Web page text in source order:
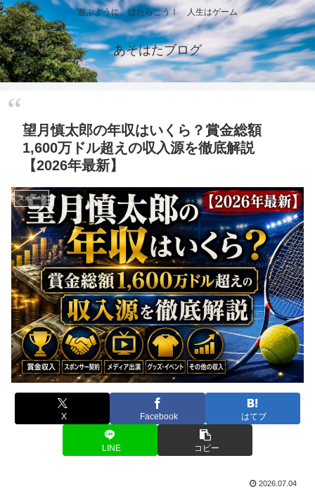
遊ぶように、はたらこう！ 人生はゲーム
あそはたブログ
望月慎太郎の年収はいくら？賞金総額
1,600万ドル超えの収入源を徹底解説
【2026年最新】
スポーツ
X Facebook はてブ
LINE コピー
2026.07.04